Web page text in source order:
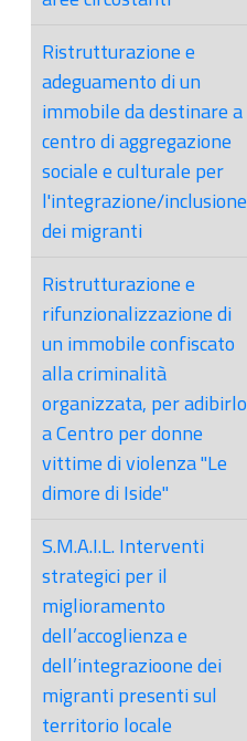
Ristrutturazione e
adeguamento di un
immobile da destinare a
centro di aggregazione
sociale e culturale per
l'integrazione/inclusione
dei migranti
Ristrutturazione e
rifunzionalizzazione di
un immobile confiscato
alla criminalità
organizzata, per adibirlo
a Centro per donne
vittime di violenza "Le
dimore di Iside"
S.M.A.I.L. Interventi
strategici per il
miglioramento
dell’accoglienza e
dell’integrazioone dei
migranti presenti sul
territorio locale